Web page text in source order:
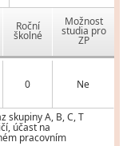
Roční
školné
Možnost
studia pro
ZP
0 Ne
skupiny A, B, C, T
účast na
pracovním